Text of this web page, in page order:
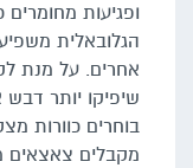
ופגיעות
הגלובאלית
אחרים. על מנת
שיפיקו יותר
בוחרים כוורות
מקבלים צאצאים